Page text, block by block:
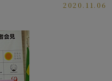
2020.11.06